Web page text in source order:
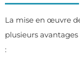
La mise en œuvre
plusieurs
: